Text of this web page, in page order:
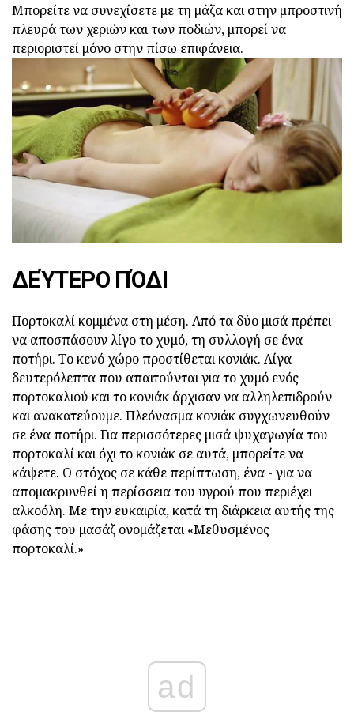
Μπορείτε να συνεχίσετε με τη μάζα και στην μπροστινή
πλευρά των χεριών και των ποδιών, μπορεί να
περιοριστεί μόνο στην πίσω επιφάνεια.
ΔΕΎΤΕΡΟ ΠΌΔΙ
Πορτοκαλί κομμένα στη μέση. Από τα δύο μισά πρέπει
να αποσπάσουν λίγο το χυμό, τη συλλογή σε ένα
ποτήρι. Το κενό χώρο προστίθεται κονιάκ. Λίγα
δευτερόλεπτα που απαιτούνται για το χυμό ενός
πορτοκαλιού και το κονιάκ άρχισαν να αλληλεπιδρούν
και ανακατεύουμε. Πλεόνασμα κονιάκ συγχωνευθούν
σε ένα ποτήρι. Για περισσότερες μισά ψυχαγωγία του
πορτοκαλί και όχι το κονιάκ σε αυτά, μπορείτε να
κάψετε. Ο στόχος σε κάθε περίπτωση, ένα - για να
απομακρυνθεί η περίσσεια του υγρού που περιέχει
αλκοόλη. Με την ευκαιρία, κατά τη διάρκεια αυτής της
φάσης του μασάζ ονομάζεται «Μεθυσμένος
πορτοκαλί.»
ad